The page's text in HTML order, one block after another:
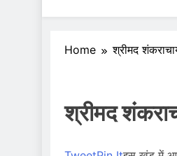
Home श्रीमद
श्रीमद